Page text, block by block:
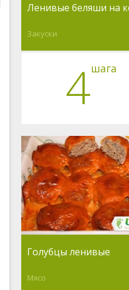
Ленивые беляши на
Закуски
4шага
Голубцы ленивые
Мясо